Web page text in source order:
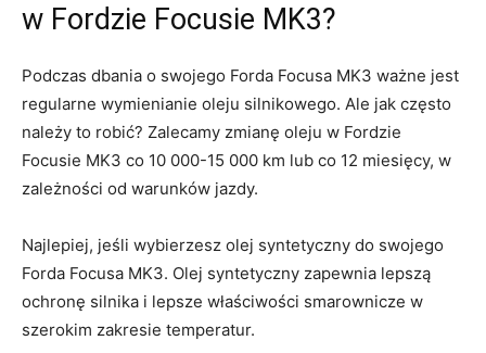
w‍ Fordzie Focusie MK3?
Podczas dbania o swojego Forda Focusa MK3 ważne jest
regularne wymienianie ⁣oleju silnikowego. Ale jak często
należy to robić? Zalecamy zmianę oleju w Fordzie
Focusie MK3 co 10 000-15 000 km lub co 12 miesięcy, w
‌zależności od warunków jazdy.
Najlepiej, jeśli wybierzesz olej syntetyczny do swojego
‍Forda Focusa ⁢MK3.‍ Olej syntetyczny zapewnia lepszą
ochronę​ silnika i lepsze właściwości smarownicze w
szerokim zakresie ‌temperatur.